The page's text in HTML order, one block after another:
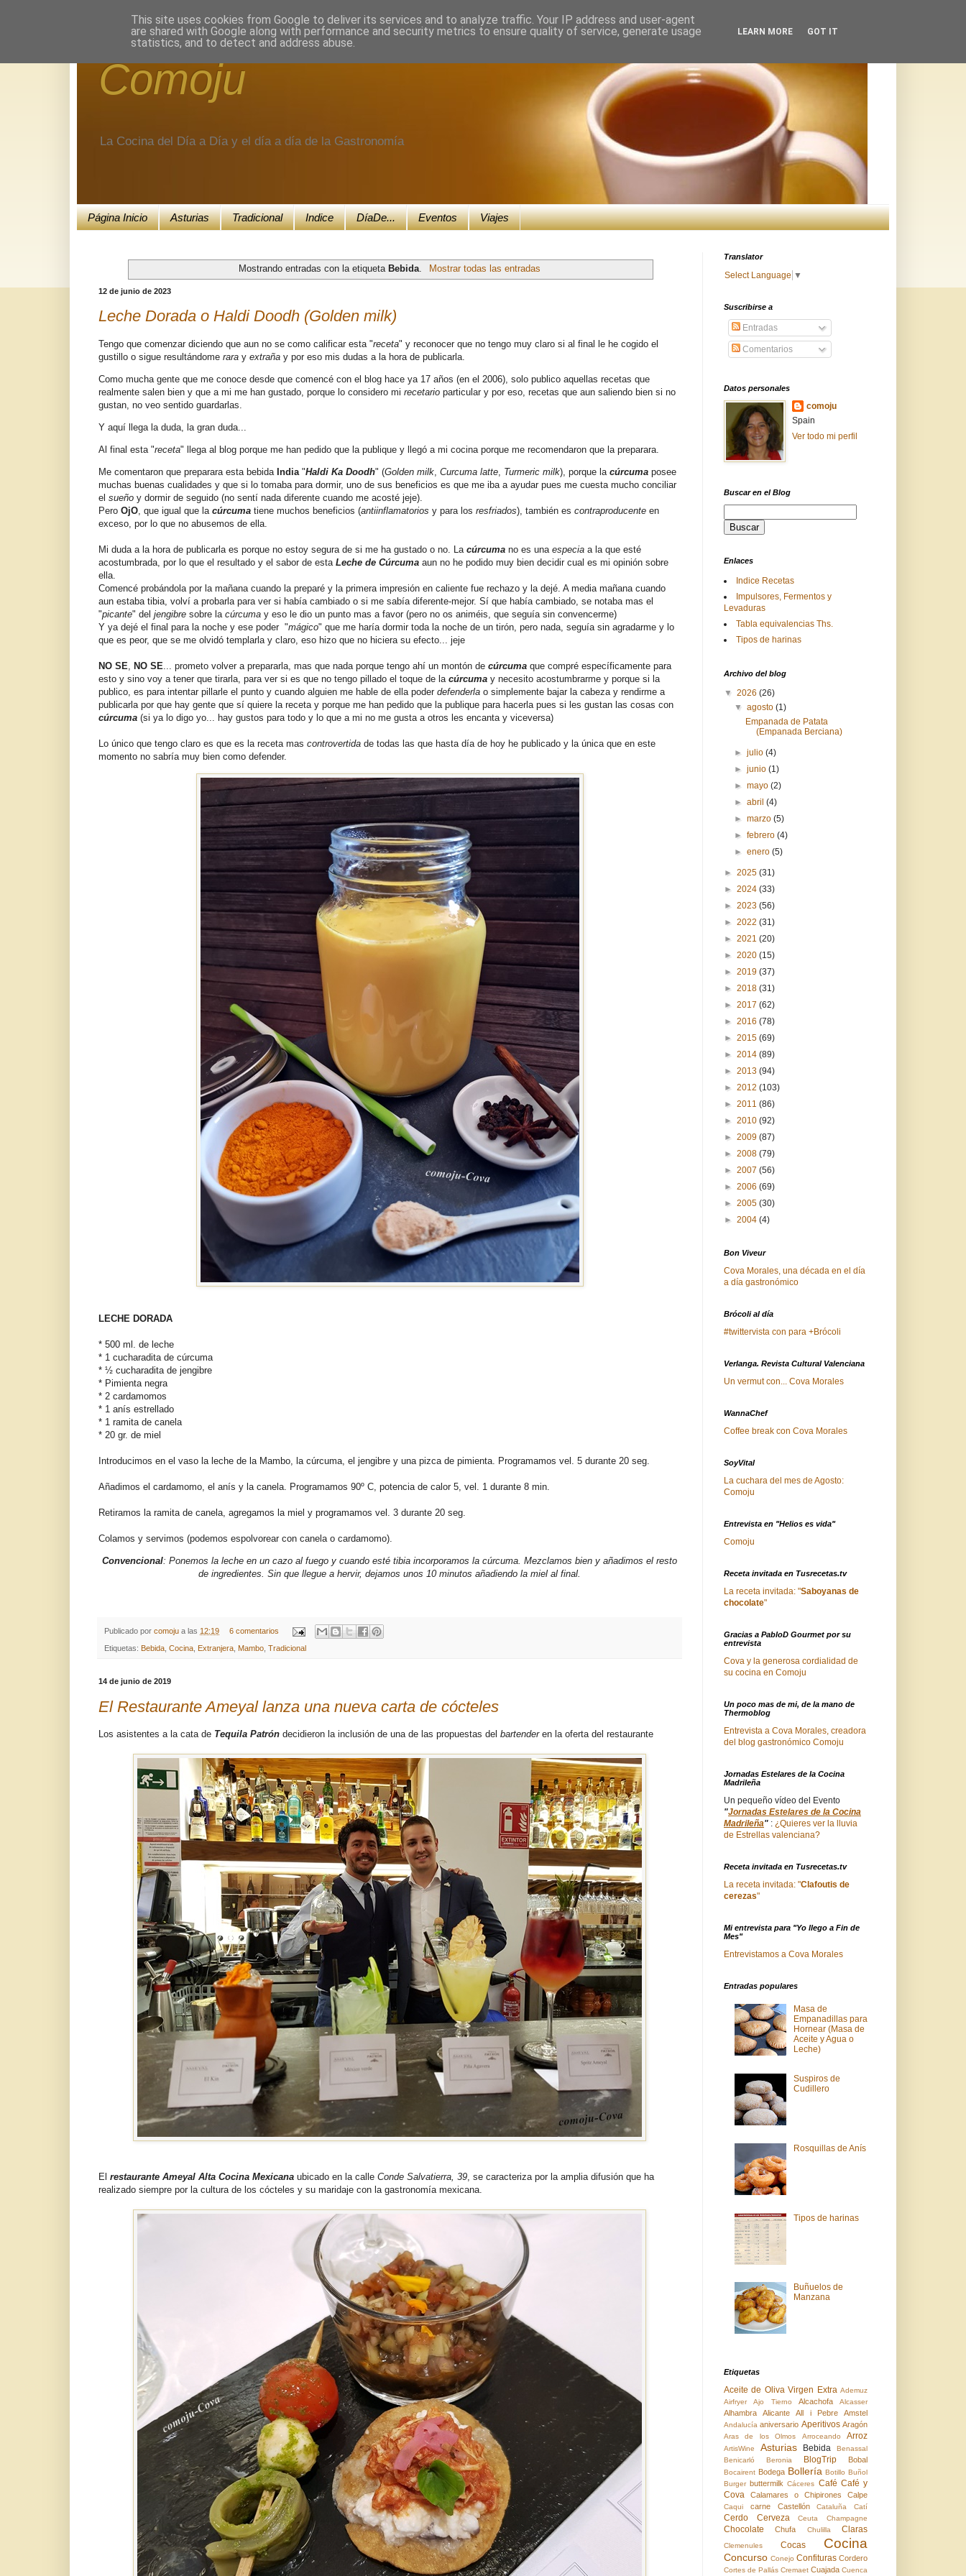
Comoju
La Cocina del Día a Día y el día a día de la Gastronomía
Página Inicio Asturias Tradicional Indice DíaDe... Eventos Viajes
Mostrando entradas con la etiqueta Bebida Mostrar todas las entradas
12 de junio de 2023
Leche Dorada o Haldi Doodh (Golden milk)
Tengo que comenzar diciendo que aun no se como calificar esta "receta" y reconocer que no tengo muy claro si al final le he cogido el
gustillo o sigue resultándome rara y extraña y por eso mis dudas a la hora de publicarla.
Como mucha gente que me conoce desde que comencé con el blog hace ya 17 años (en el 2006), solo publico aquellas recetas que
realmente salen bien y que a mi me han gustado, porque lo considero mi recetario particular y por eso, recetas que aun saliendo bien si no
gustan, no veo sentido guardarlas.
Y aquí llega la duda, la gran duda...
Al final esta "receta" llega al blog porque me han pedido que la publique y llegó a mi cocina porque me recomendaron que la preparara.
Me comentaron que preparara esta bebida India "Haldi Ka Doodh" (Golden milk, Curcuma latte, Turmeric milk), porque la cúrcuma posee
muchas buenas cualidades y que si lo tomaba para dormir, uno de sus beneficios es que me iba a ayudar pues me cuesta mucho conciliar
el sueño y dormir de seguido (no sentí nada diferente cuando me acosté jeje).
Pero OjO, que igual que la cúrcuma tiene muchos beneficios (antiinflamatorios y para los resfriados), también es contraproducente en
exceso, por lo que no abusemos de ella.
Mi duda a la hora de publicarla es porque no estoy segura de si me ha gustado o no. La cúrcuma no es una especia a la que esté
acostumbrada, por lo que el resultado y el sabor de esta Leche de Cúrcuma aun no he podido muy bien decidir cual es mi opinión sobre
ella.
Comencé probándola por la mañana cuando la preparé y la primera impresión en caliente fue rechazo y la dejé. A media mañana cuando
aun estaba tibia, volví a probarla para ver si había cambiado o si me sabía diferente-mejor. Sí que había cambiado, se notaba mas el
"picante" del jengibre sobre la cúrcuma y eso le dio un punto mas a favor (pero no os animéis, que seguía sin convencerme)
Y ya dejé el final para la noche y ese poder "mágico" que me haría dormir toda la noche de un tirón, pero nada, seguía sin agradarme y lo
que es peor, que se me olvidó templarla y claro, eso hizo que no hiciera su efecto... jeje
NO SE, NO SE... prometo volver a prepararla, mas que nada porque tengo ahí un montón de cúrcuma que compré específicamente para
esto y sino voy a tener que tirarla, para ver si es que no tengo pillado el toque de la cúrcuma y necesito acostumbrarme y porque si la
publico, es para intentar pillarle el punto y cuando alguien me hable de ella poder defenderla o simplemente bajar la cabeza y rendirme a
publicarla por que hay gente que sí quiere la receta y porque me han pedido que la publique para hacerla pues si les gustan las cosas con
cúrcuma (si ya lo digo yo... hay gustos para todo y lo que a mi no me gusta a otros les encanta y viceversa)
Lo único que tengo claro es que es la receta mas controvertida de todas las que hasta día de hoy he publicado y la única que en este
momento no sabría muy bien como defender.
LECHE DORADA
* 500 ml. de leche
* 1 cucharadita de cúrcuma
* ½ cucharadita de jengibre
* Pimienta negra
* 2 cardamomos
* 1 anís estrellado
* 1 ramita de canela
* 20 gr. de miel
Introducimos en el vaso la leche de la Mambo, la cúrcuma, el jengibre y una pizca de pimienta. Programamos vel. 5 durante 20 seg.
Añadimos el cardamomo, el anís y la canela. Programamos 90º C, potencia de calor 5, vel. 1 durante 8 min.
Retiramos la ramita de canela, agregamos la miel y programamos vel. 3 durante 20 seg.
Colamos y servimos (podemos espolvorear con canela o cardamomo).
Convencional: Ponemos la leche en un cazo al fuego y cuando esté tibia incorporamos la cúrcuma. Mezclamos bien y añadimos el resto
de ingredientes. Sin que llegue a hervir, dejamos unos 10 minutos añadiendo la miel al final.
Publicado por comoju a las 12:19 6 comentarios
Etiquetas: Bebida, Cocina, Extranjera, Mambo, Tradicional
14 de junio de 2019
El Restaurante Ameyal lanza una nueva carta de cócteles
Los asistentes a la cata de Tequila Patrón decidieron la inclusión de una de las propuestas del bartenderen la oferta del restaurante
El restaurante Ameyal Alta Cocina Mexicana ubicado en la calle Conde Salvatierra, 39, se caracteriza por la amplia difusión que ha
realizado siempre por la cultura de los cócteles y su maridaje con la gastronomía mexicana.
Translator
Select Language ▼
Suscribirse a
Entradas
Comentarios
Datos personales
comoju
Spain
Ver todo mi perfil
Buscar en el Blog
Enlaces
Indice Recetas
Impulsores, Fermentos y
Levaduras
Tabla equivalencias Ths.
Tipos de harinas
Archivo del blog
▼ 2026 (26)
▼agosto(1)
Empanada de Patata
(Empanada Berciana)
►julio(4)
►junio(1)
►mayo(2)
►abril(4)
►marzo(5)
►febrero(4)
►enero(5)
► 2025 (31)
► 2024 (33)
► 2023 (56)
► 2022 (31)
► 2021 (20)
► 2020 (15)
► 2019 (37)
► 2018 (31)
► 2017 (62)
► 2016 (78)
► 2015 (69)
► 2014 (89)
► 2013 (94)
► 2012 (103)
► 2011 (86)
► 2010 (92)
► 2009 (87)
► 2008 (79)
► 2007 (56)
► 2006 (69)
► 2005 (30)
► 2004 (4)
Bon Viveur
Cova Morales, una década en el día
a día gastronómico
Brócoli al día
#twittervista con para +Brócoli
Verlanga. Revista Cultural Valenciana
Un vermut con... Cova Morales
WannaChef
Coffee break con Cova Morales
SoyVital
La cuchara del mes de Agosto:
Comoju
Entrevista en "Helios es vida"
Comoju
Receta invitada en Tusrecetas.tv
La receta invitada: "Saboyanas de
chocolate"
Gracias a PabloD Gourmet por su
entrevista
Cova y la generosa cordialidad de
su cocina en Comoju
Un poco mas de mi, de la mano de
Thermoblog
Entrevista a Cova Morales, creadora
del blog gastronómico Comoju
Jornadas Estelares de la Cocina
Madrileña
Un pequeño vídeo del Evento
"Jornadas Estelares de la Cocina
Madrileña" : ¿Quieres ver la lluvia
de Estrellas valenciana?
Receta invitada en Tusrecetas.tv
La receta invitada: "Clafoutis de
cerezas"
Mi entrevista para "Yo llego a Fin de
Mes"
Entrevistamos a Cova Morales
Entradas populares
Masa de
Empanadillas para
Hornear (Masa de
Aceite y Agua o
Leche)
Suspiros de
Cudillero
Rosquillas de Anís
Tipos de harinas
Buñuelos de
Manzana
Etiquetas
Aceite de Oliva Virgen Extra Ademuz
Airfryer
Ajo Tierno Alcachofa Alcasser
Alhambra Alicante All i Pebre Amstel
Andalucía aniversario Aperitivos Aragón
Aras de los Olmos Arroceando Arroz
ArtisWine Asturias Bebida
Benassal
Benicarló
Beronia BlogTrip Bobal
Bocairent Bodega Bollería Botillo Buñol
Burger buttermilk Cáceres Café Café y
Cova
Calamares o Chipirones Calpe
Caqui carne Castellón Cataluña Catí
Cerdo Cerveza Ceuta Champagne
Chocolate Chufa Chulilla Claras
Clemenules Cocas Cocina
Concurso Conejo Confituras Cordero
Cortes de Pallás Cremaet Cuajada Cuenca
This site uses cookies from Google to deliver its services and to analyze traffic. Your IP address and user-agent
are shared with Google along with performance and security metrics to ensure quality of service, generate usage
statistics, and to detect and address abuse.
LEARN MORE GOT IT